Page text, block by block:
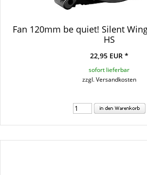
Fan 120mm be quiet! Silent
HS
22,95 EUR *
sofort lieferbar
zzgl. Versandkosten